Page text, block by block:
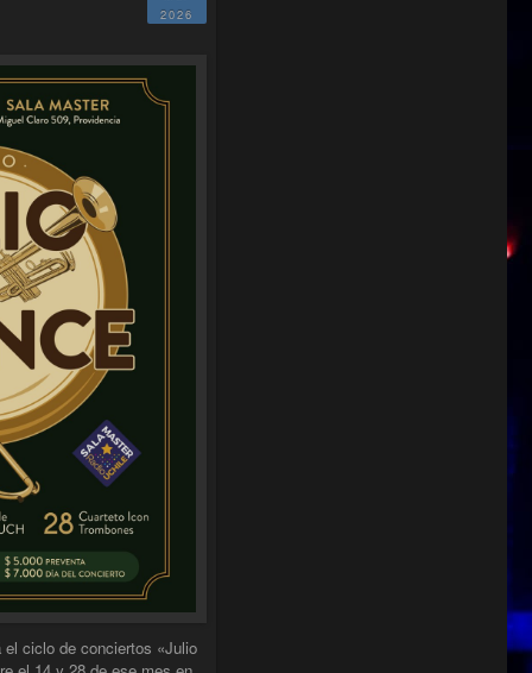
2026
ciclo de conciertos «Julio